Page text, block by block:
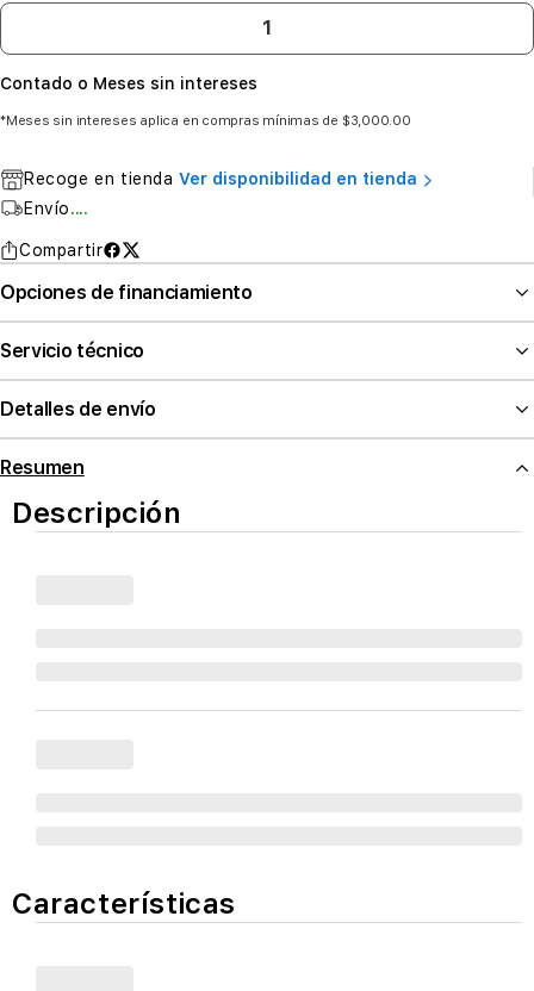
Contado o Meses sin intereses
*Meses sin intereses aplica en compras mínimas de $3,000.00
Recoge en tienda Ver disponibilidad en tienda
Envío....
Compartir
Opciones de financiamiento
Servicio técnico
Detalles de envío
Resumen
Descripción
Características